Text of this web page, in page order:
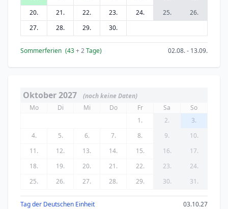
20.
21. 22. 23. 24. 25.
26.
27.
28. 29. 30.
Sommerferien (43+ 2Tage) 02.08. - 13.09.
Oktober 2027
(noch keine Daten)
Mo
Di Mi Do Fr Sa
So
1.
2.
3.
4.
5. 6. 7. 8. 9.
10.
11.
12. 13. 14. 15. 16.
17.
18.
19. 20. 21. 22. 23.
24.
25.
26. 27. 28. 29. 30. 31.
Tag der Deutschen Einheit 03.10.27